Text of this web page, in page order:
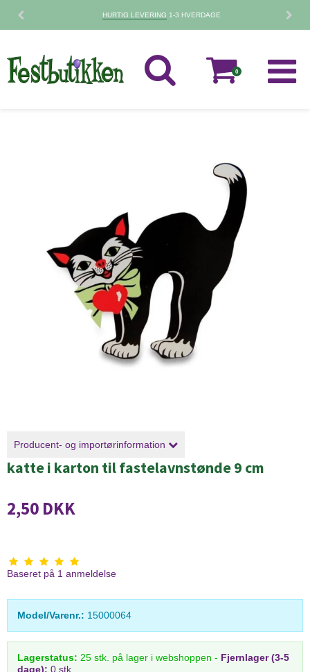
30 DAGESFORTRYDELSESRET
0
Producent- og importørinformation
katte i karton til fastelavnstønde 9 cm
2,50 DKK
Baseret på 1 anmeldelse
Model/Varenr.: 15000064
Lagerstatus: 25 stk. på lager i webshoppen - Fjernlager (3-5
dage): 0 stk.